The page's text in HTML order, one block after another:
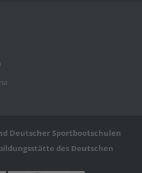
Deutscher Sportbootschulen
des Deutschen